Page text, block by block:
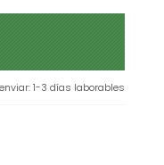
: 1-3 días laborables